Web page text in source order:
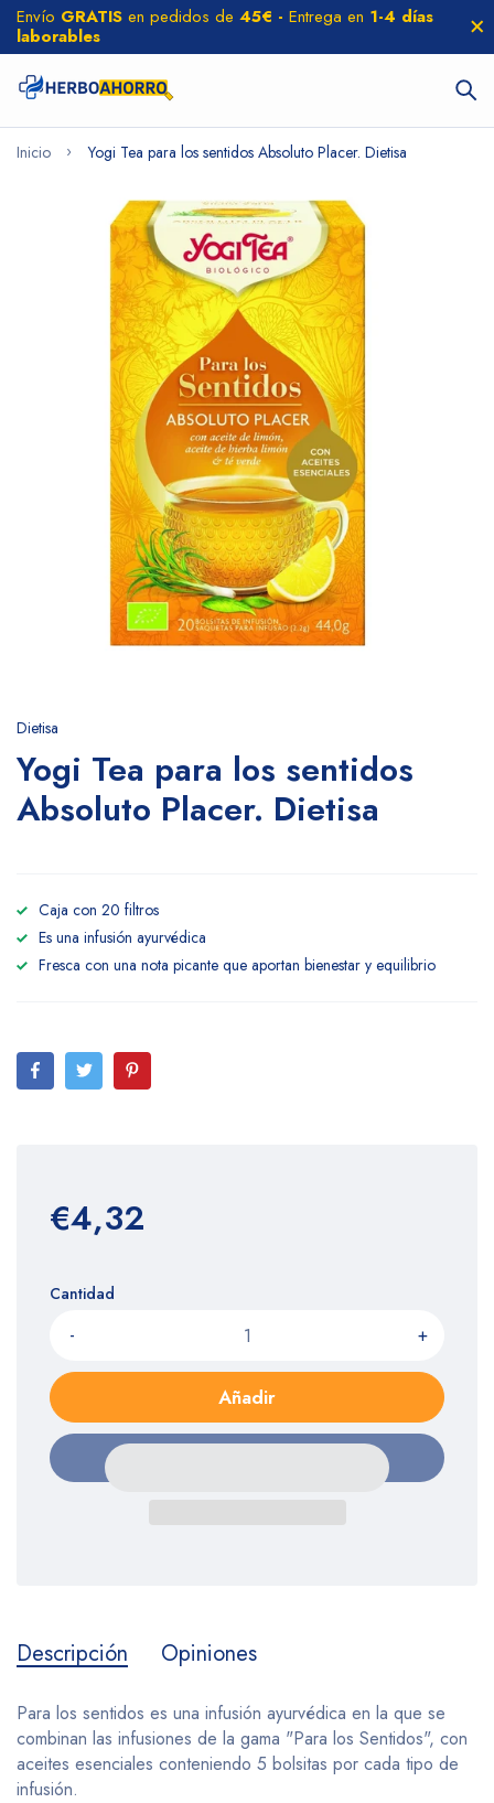
Envío GRATIS en pedidos de 45€ - Entrega en 1-4 días
laborables
Inicio Yogi Tea para los sentidos Absoluto Placer. Dietisa
Dietisa
Yogi Tea para los sentidos
Absoluto Placer. Dietisa
Caja con 20 filtros
Es una infusión ayurvédica
Fresca con una nota picante que aportan bienestar y equilibrio
€4,32
Cantidad
- +
Añadir
Descripción Opiniones
Para los sentidos es una infusión ayurvédica en la que se
combinan las infusiones de la gama "Para los Sentidos", con
aceites esenciales conteniendo 5 bolsitas por cada tipo de
infusión.